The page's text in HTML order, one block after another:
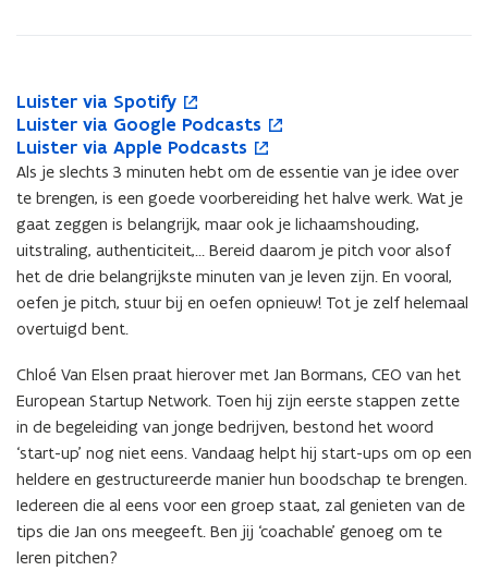
pitch
een
idee?
L
u
i
s
t
e
r
v
i
a
S
o
t
i
f
o
p
e
n
t
n
n
i
e
u
v
e
n
s
e
r
Luister via Spotify
L
u
i
s
t
e
r
v
i
a
S
o
t
i
f
y
L
u
i
s
e
r
v
i
a
o
o
g
l
P
o
d
c
o
p
e
n
i
n
n
i
e
w
v
e
n
t
e
r
Luister via Google Podcasts
L
u
i
s
t
e
r
v
i
a
o
o
g
l
e
P
o
d
c
L
u
i
t
e
r
v
i
A
p
p
l
P
o
d
c
o
p
e
n
t
i
n
n
i
u
w
v
e
s
t
e
r
Luister via Apple Podcasts
L
u
i
s
t
e
r
v
i
A
p
p
l
e
P
o
d
c
Als je slechts 3 minuten hebt om de essentie van je idee over
te brengen, is een goede voorbereiding het halve werk. Wat je
gaat zeggen is belangrijk, maar ook je lichaamshouding,
uitstraling, authenticiteit,… Bereid daarom je pitch voor alsof
het de drie belangrijkste minuten van je leven zijn. En vooral,
oefen je pitch, stuur bij en oefen opnieuw! Tot je zelf helemaal
overtuigd bent.
Chloé Van Elsen praat hierover met Jan Bormans, CEO van het
European Startup Network. Toen hij zijn eerste stappen zette
in de begeleiding van jonge bedrijven, bestond het woord
‘start-up’ nog niet eens. Vandaag helpt hij start-ups om op een
heldere en gestructureerde manier hun boodschap te brengen.
Iedereen die al eens voor een groep staat, zal genieten van de
tips die Jan ons meegeeft. Ben jij ‘coachable’ genoeg om te
leren pitchen?